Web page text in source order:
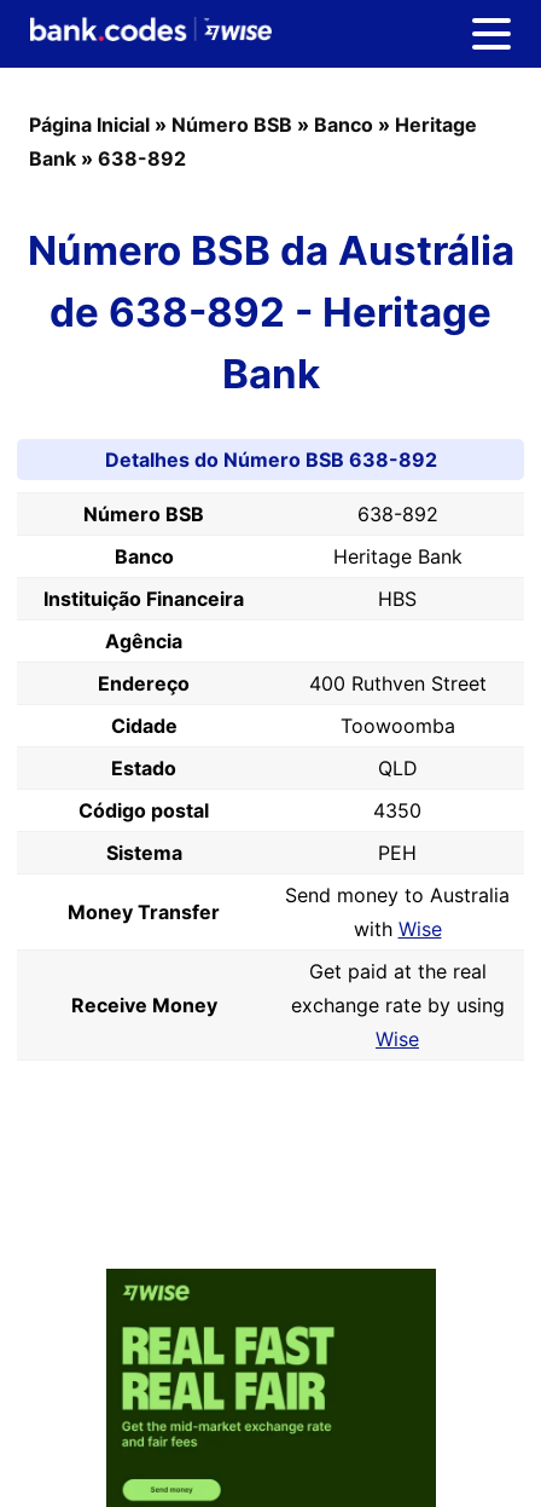
Página Inicial » Número BSB » Banco » Heritage
Bank » 638-892
Número BSB da Austrália
de 638-892 - Heritage
Bank
Detalhes do Número BSB 638-892
Número BSB
638-892
Banco
Heritage Bank
Instituição Financeira
HBS
Agência
Endereço
400 Ruthven Street
Cidade
Toowoomba
Estado
QLD
Código postal
4350
Sistema
PEH
Money Transfer
Send money to Australia
with Wise
Receive Money
Get paid at the real
exchange rate by using
Wise